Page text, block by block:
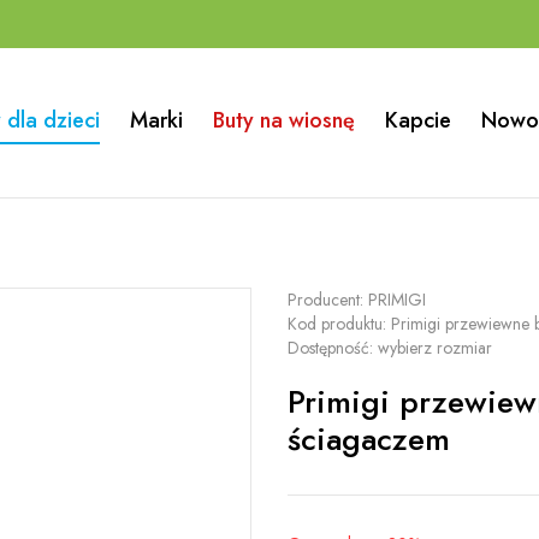
dla dzieci Marki Buty na wiosnę Kapcie
Producent: PRIMIGI
Kod produktu: Primigi przewiewne
Dostępność: wybierz rozmiar
Primigi
ściagaczem